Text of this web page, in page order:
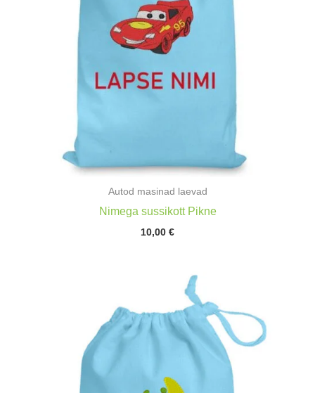
Autod masinad laevad
Nimega sussikott Pikne
10,00 €